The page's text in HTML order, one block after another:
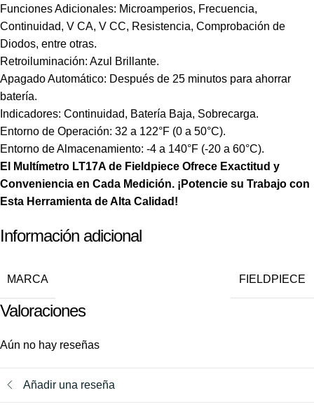
Funciones Adicionales: Microamperios, Frecuencia,
Continuidad, V CA, V CC, Resistencia, Comprobación de
Diodos, entre otras.
Retroiluminación: Azul Brillante.
Apagado Automático: Después de 25 minutos para ahorrar
batería.
Indicadores: Continuidad, Batería Baja, Sobrecarga.
Entorno de Operación: 32 a 122°F (0 a 50°C).
Entorno de Almacenamiento: -4 a 140°F (-20 a 60°C).
El Multímetro LT17A de Fieldpiece Ofrece Exactitud y
Conveniencia en Cada Medición. ¡Potencie su Trabajo con
Esta Herramienta de Alta Calidad!
Información adicional
MARCA FIELDPIECE
Valoraciones
Aún no hay reseñas
Añadir una reseña